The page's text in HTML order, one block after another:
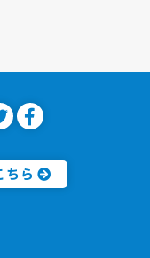
ちら